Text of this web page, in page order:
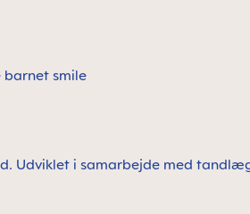
barnet smile
Udviklet i samarbejde med